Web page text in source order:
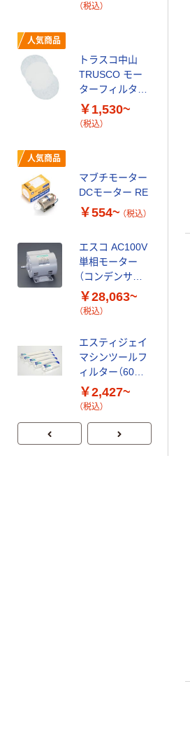
（税込）
人気商品
トラスコ中山
TRUSCO モー
ターフィルター
粘着タイプ 厚さ
4mm TNM
￥1,530~
（税込）
人気商品
マブチモーター
DCモーター RE
￥554~ （税込）
エスコ AC100V
単相モーター
（コンデンサ始
動式） EA968AB
￥28,063~
（税込）
エスティジェイ
マシンツールフ
ィルター（60枚
入） BLF
￥2,427~
（税込）